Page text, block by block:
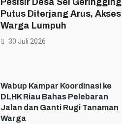
Pesisir Desa Sei Geringging
Putus Diterjang Arus, Akses
Warga Lumpuh
30 Juli 2026
Wabup Kampar Koordinasi ke
DLHK Riau Bahas Pelebaran
Jalan dan Ganti Rugi Tanaman
Warga